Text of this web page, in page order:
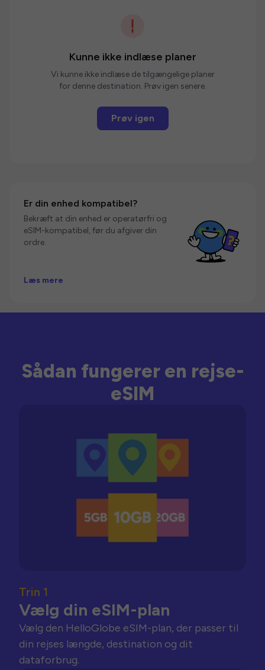
Kunne ikke indlæse planer
Vi kunne ikke indlæse de tilgængelige planer
for denne destination. Prøv igen senere.
Prøv igen
Er din enhed kompatibel?
Bekræft at din enhed er operatørfri og
eSIM-kompatibel, før du afgiver din
ordre.
Læs mere
Sådan fungerer en rejse-
eSIM
Trin 1
Vælg din eSIM-plan
Vælg den HelloGlobe eSIM-plan, der passer til
din rejses længde, destination og dit
dataforbrug.